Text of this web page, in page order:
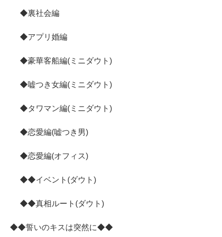
◆裏社会編
◆アプリ婚編
◆豪華客船編(ミニダウト)
◆嘘つき女編(ミニダウト)
◆タワマン編(ミニダウト)
◆恋愛編(嘘つき男)
◆恋愛編(オフィス)
◆◆イベント(ダウト)
◆◆真相ルート(ダウト)
◆◆誓いのキスは突然に◆◆